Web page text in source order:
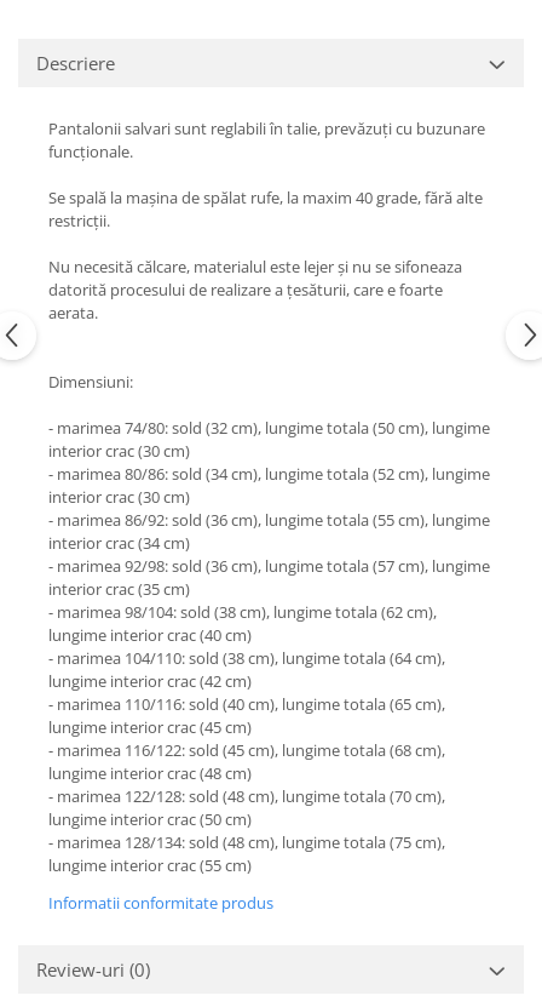
Descriere
Pantalonii salvari sunt reglabili în talie, prevăzuți cu buzunare
funcționale.
Se spală la mașina de spălat rufe, la maxim 40 grade, fără alte
restricții.
Nu necesită călcare, materialul este lejer și nu se sifoneaza
datorită procesului de realizare a țesăturii, care e foarte
aerata.
Dimensiuni:
- marimea 74/80: sold (32 cm), lungime totala (50 cm), lungime
interior crac (30 cm)
- marimea 80/86: sold (34 cm), lungime totala (52 cm), lungime
interior crac (30 cm)
- marimea 86/92: sold (36 cm), lungime totala (55 cm), lungime
interior crac (34 cm)
- marimea 92/98: sold (36 cm), lungime totala (57 cm), lungime
interior crac (35 cm)
- marimea 98/104: sold (38 cm), lungime totala (62 cm),
lungime interior crac (40 cm)
- marimea 104/110: sold (38 cm), lungime totala (64 cm),
lungime interior crac (42 cm)
- marimea 110/116: sold (40 cm), lungime totala (65 cm),
lungime interior crac (45 cm)
- marimea 116/122: sold (45 cm), lungime totala (68 cm),
lungime interior crac (48 cm)
- marimea 122/128: sold (48 cm), lungime totala (70 cm),
lungime interior crac (50 cm)
- marimea 128/134: sold (48 cm), lungime totala (75 cm),
lungime interior crac (55 cm)
Informatii conformitate produs
Review-uri (0)